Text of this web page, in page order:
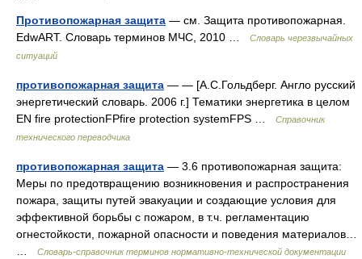
Противопожарная защита — см. Защита противопожарная.
EdwART. Словарь терминов МЧС, 2010 …
Словарь черезвычайных
ситуаций
противопожарная защита — — [А.С.Гольдберг. Англо русский
энергетический словарь. 2006 г.] Тематики энергетика в целом
EN fire protectionFPfire protection systemFPS …
Справочник
технического переводчика
противопожарная защита — 3.6 противопожарная защита:
Меры по предотвращению возникновения и распространения
пожара, защиты путей эвакуации и создающие условия для
эффективной борьбы с пожаром, в т.ч. регламентацию
огнестойкости, пожарной опасности и поведения материалов…
Словарь-справочник терминов нормативно-технической документации